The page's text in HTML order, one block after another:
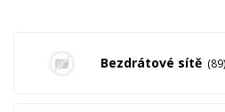
Bezdrátové sítě 89